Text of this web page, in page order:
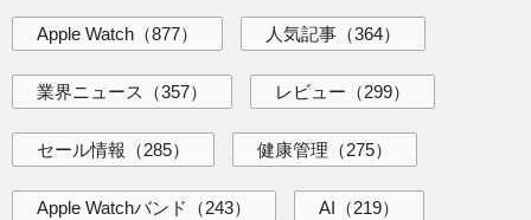
Apple Watch （877） 人気記事 （364）
業界ニュース （357） レビュー （299）
セール情報 （285） 健康管理 （275）
Apple Watchバンド （243） AI （219）